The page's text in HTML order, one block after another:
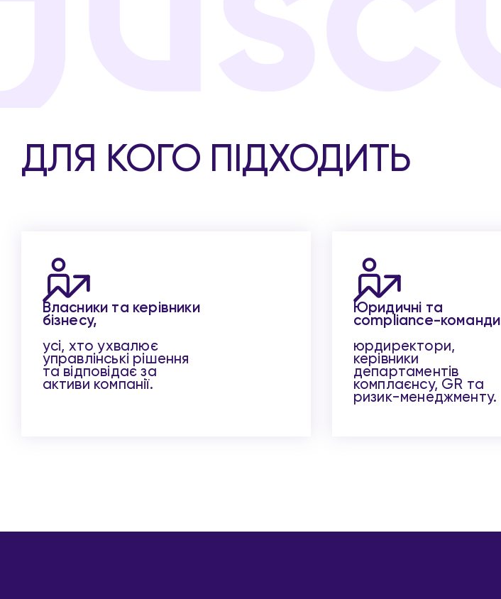
ДЛЯ КОГО ПІДХОДИТЬ
Власники та керівники
бізнесу,
усі, хто ухвалює
управлінські рішення
та відповідає за
активи компанії.
Юридичні та
compliance-команди
юрдиректори,
керівники
департаментів
комплаєнсу, GR та
ризик-менеджменту.